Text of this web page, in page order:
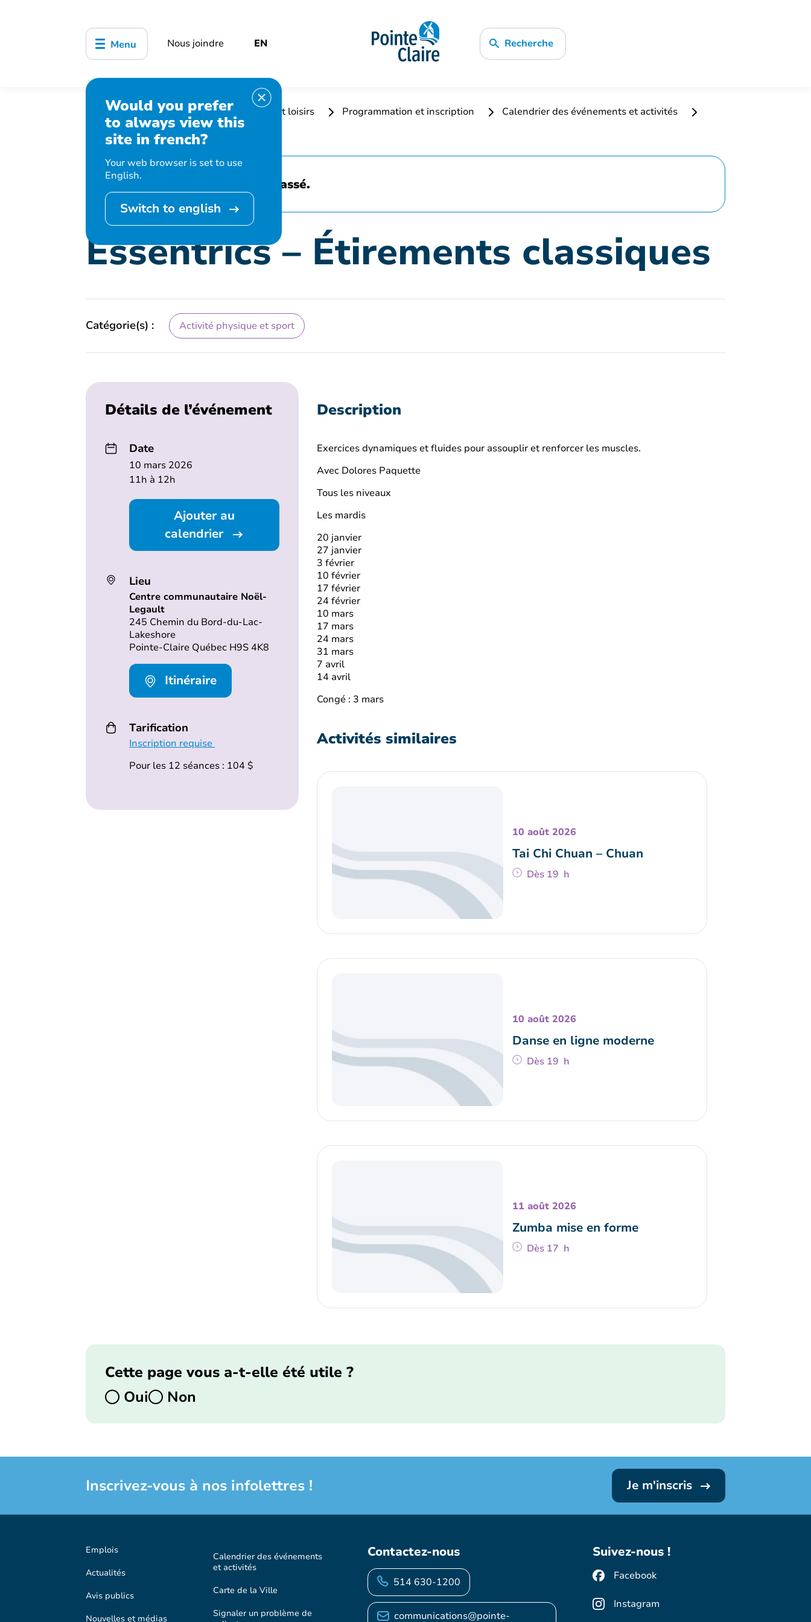
Menu Nous joindre EN Recherche
Would you prefer
to always view this
site in french?
Your web browser is set to use
English.
Switch to english
Accueil Bibliothèque, culture, sports et loisirs Programmation et inscription
Calendrier des événements et activités
Essentrics – Étirements classiques
Cet événement est passé.
Essentrics – Étirements classiques
Catégorie(s) : Activité physique et sport
Détails de l’événement
Date
10 mars 2026
11h à 12h
Ajouter au
calendrier
Lieu
Centre communautaire Noël-
Legault
245 Chemin du Bord-du-Lac-
Lakeshore
Pointe-Claire Québec H9S 4K8
Itinéraire
Tarification
Inscription requise
Pour les 12 séances : 104 $
Description
Exercices dynamiques et fluides pour assouplir et renforcer les muscles.
Avec Dolores Paquette
Tous les niveaux
Les mardis
20 janvier
27 janvier
3 février
10 février
17 février
24 février
10 mars
17 mars
24 mars
31 mars
7 avril
14 avril
Congé : 3 mars
Activités similaires
10 août 2026
Tai Chi Chuan – Chuan
Dès 19 h
10 août 2026
Danse en ligne moderne
Dès 19 h
11 août 2026
Zumba mise en forme
Dès 17 h
Cette page vous a-t-elle été utile ?
Oui
Non
Inscrivez-vous à nos infolettres ! Je m'inscris
Emplois
Actualités
Avis publics
Nouvelles et médias
Calendrier des événements
et activités
Carte de la Ville
Signaler un problème de
Contactez-nous
514 630-1200
communications@pointe-
Suivez-nous !
Facebook
Instagram